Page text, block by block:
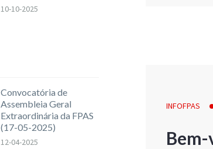
INFOFPAS
Bem-
10-10-2025
Convocatória de
Assembleia Geral
Extraordinária da FPAS
(17-05-2025)
12-04-2025